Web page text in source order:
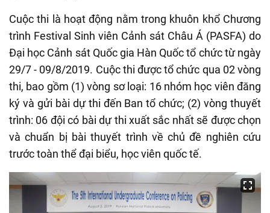
Cuộc thi là hoạt động nằm trong khuôn khổ Chương
trình Festival Sinh viên Cảnh sát Châu Á (PASFA) do
Đại học Cảnh sát Quốc gia Hàn Quốc tổ chức từ ngày
29/7 - 09/8/2019. Cuộc thi được tổ chức qua 02 vòng
thi, bao gồm (1) vòng sơ loại: 16 nhóm học viên đăng
ký và gửi bài dự thi đến Ban tổ chức; (2) vòng thuyết
trình: 06 đội có bài dự thi xuất sắc nhất sẽ được chọn
và chuẩn bị bài thuyết trình về chủ đề nghiên cứu
trước toàn thể đại biểu, học viên quốc tế.